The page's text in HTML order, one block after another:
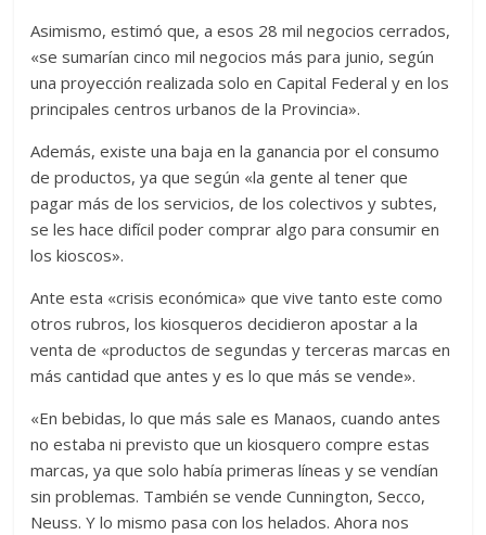
Asimismo, estimó que, a esos 28 mil negocios cerrados,
«se sumarían cinco mil negocios más para junio, según
una proyección realizada solo en Capital Federal y en los
principales centros urbanos de la Provincia».
Además, existe una baja en la ganancia por el consumo
de productos, ya que según «la gente al tener que
pagar más de los servicios, de los colectivos y subtes,
se les hace difícil poder comprar algo para consumir en
los kioscos».
Ante esta «crisis económica» que vive tanto este como
otros rubros, los kiosqueros decidieron apostar a la
venta de «productos de segundas y terceras marcas en
más cantidad que antes y es lo que más se vende».
«En bebidas, lo que más sale es Manaos, cuando antes
no estaba ni previsto que un kiosquero compre estas
marcas, ya que solo había primeras líneas y se vendían
sin problemas. También se vende Cunnington, Secco,
Neuss. Y lo mismo pasa con los helados. Ahora nos